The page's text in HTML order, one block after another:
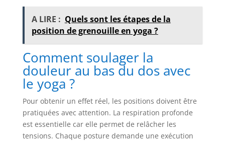
A LIRE : Quels sont les étapes de la
position de grenouille en yoga ?
Comment soulager la
douleur au bas du dos avec
le yoga ?
Pour obtenir un effet réel, les positions doivent être
pratiquées avec attention. La respiration profonde
est essentielle car elle permet de relâcher les
tensions. Chaque posture demande une exécution